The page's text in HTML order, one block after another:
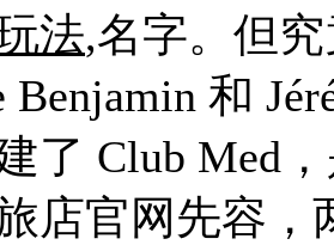
法,名字。但
Benjamin 和
了 Club Med
店官网先容，